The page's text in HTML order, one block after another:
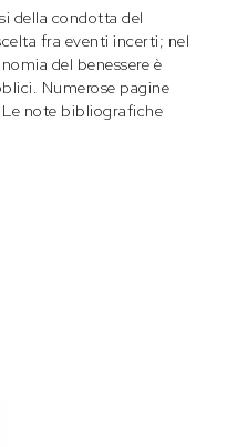
della condotta del
fra eventi incerti; nel
del benessere è
Numerose pagine
note bibliografiche